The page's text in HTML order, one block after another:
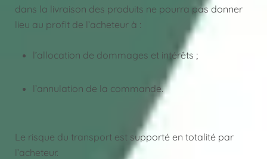
dans la livraison des produits ne pourra pas donner
lieu au profit de l’acheteur à :
l’allocation de dommages et intérêts ;
l’annulation de la commande.
Le risque du transport est supporté en totalité par
l’acheteur.